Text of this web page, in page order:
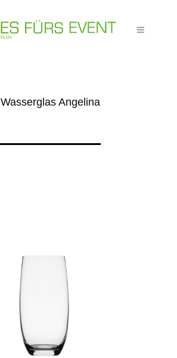
Wasserglas Angelina